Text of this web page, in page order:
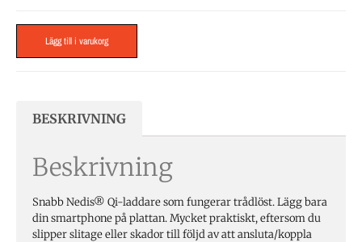
Lägg till i varukorg
BESKRIVNING
Beskrivning
Snabb Nedis® Qi-laddare som fungerar trådlöst. Lägg bara
din smartphone på plattan. Mycket praktiskt, eftersom du
slipper slitage eller skador till följd av att ansluta/koppla